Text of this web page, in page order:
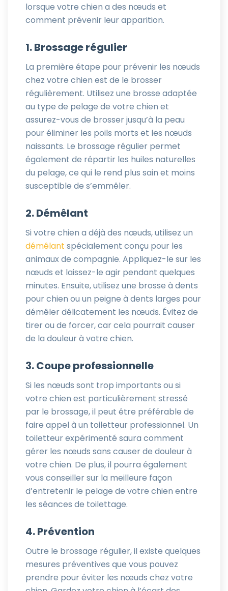
lorsque votre chien a des nœuds et
comment prévenir leur apparition.
1. Brossage régulier
La première étape pour prévenir les nœuds
chez votre chien est de le brosser
régulièrement. Utilisez une brosse adaptée
au type de pelage de votre chien et
assurez-vous de brosser jusqu’à la peau
pour éliminer les poils morts et les nœuds
naissants. Le brossage régulier permet
également de répartir les huiles naturelles
du pelage, ce qui le rend plus sain et moins
susceptible de s’emmêler.
2. Démêlant
Si votre chien a déjà des nœuds, utilisez un
démêlant spécialement conçu pour les
animaux de compagnie. Appliquez-le sur les
nœuds et laissez-le agir pendant quelques
minutes. Ensuite, utilisez une brosse à dents
pour chien ou un peigne à dents larges pour
démêler délicatement les nœuds. Évitez de
tirer ou de forcer, car cela pourrait causer
de la douleur à votre chien.
3. Coupe professionnelle
Si les nœuds sont trop importants ou si
votre chien est particulièrement stressé
par le brossage, il peut être préférable de
faire appel à un toiletteur professionnel. Un
toiletteur expérimenté saura comment
gérer les nœuds sans causer de douleur à
votre chien. De plus, il pourra également
vous conseiller sur la meilleure façon
d’entretenir le pelage de votre chien entre
les séances de toilettage.
4. Prévention
Outre le brossage régulier, il existe quelques
mesures préventives que vous pouvez
prendre pour éviter les nœuds chez votre